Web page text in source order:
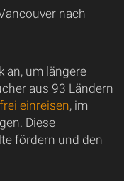
nach
an, um längere
aus 93 Ländern
einreisen, im
Diese
fördern und den